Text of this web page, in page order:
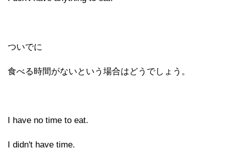
ついでに
食べる時間がないという場合はどうでしょう。
I have no time to eat.
I didn't have time.